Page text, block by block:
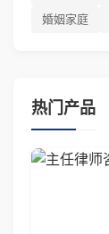
婚姻家庭
热门产品